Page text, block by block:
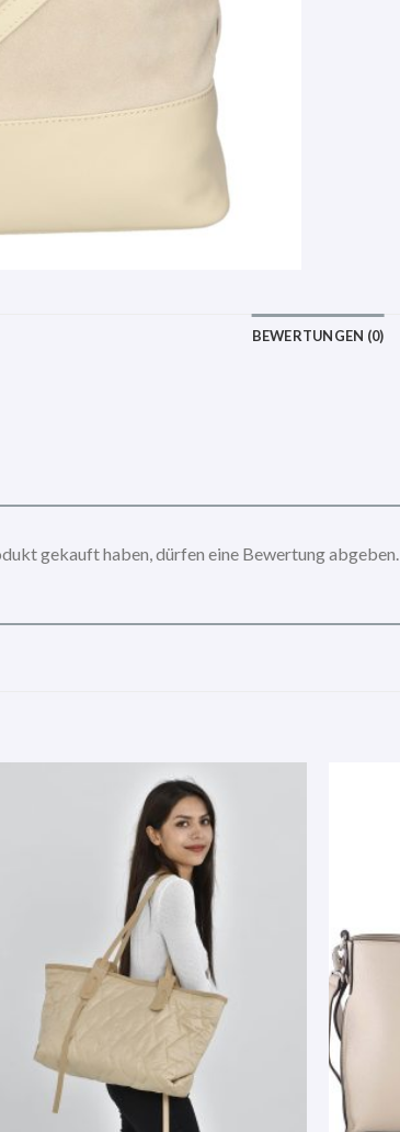
BEWERTUNGEN (0)
gekauft haben, dürfen eine Bewertung abgeben.